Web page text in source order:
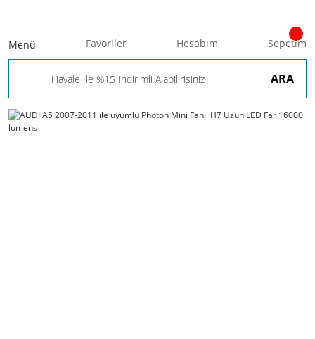
ARA
Menü Favoriler Hesabım Sepetim